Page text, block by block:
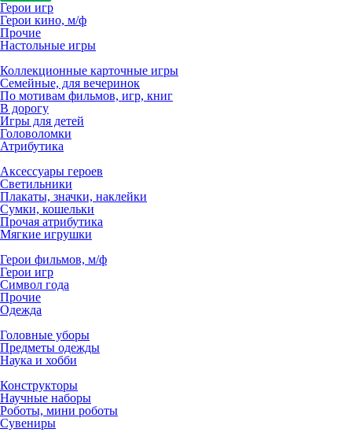
Герои игр
Герои кино, м/ф
Прочие
Настольные игры
Коллекционные карточные игры
Семейные, для вечеринок
По мотивам фильмов, игр, книг
В дорогу
Игры для детей
Головоломки
Атрибутика
Аксессуары героев
Светильники
Плакаты, значки, наклейки
Сумки, кошельки
Прочая атрибутика
Мягкие игрушки
Герои фильмов, м/ф
Герои игр
Символ года
Прочие
Одежда
Головные уборы
Предметы одежды
Наука и хобби
Конструкторы
Научные наборы
Роботы, мини роботы
Сувениры